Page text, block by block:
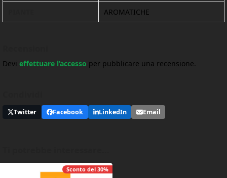
AROMATICHE
Devi effettuare l’accesso per pubblicare una recensione.
Twitter Facebook LinkedIn Email
Sconto del 30%